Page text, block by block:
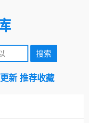
新 推荐收藏